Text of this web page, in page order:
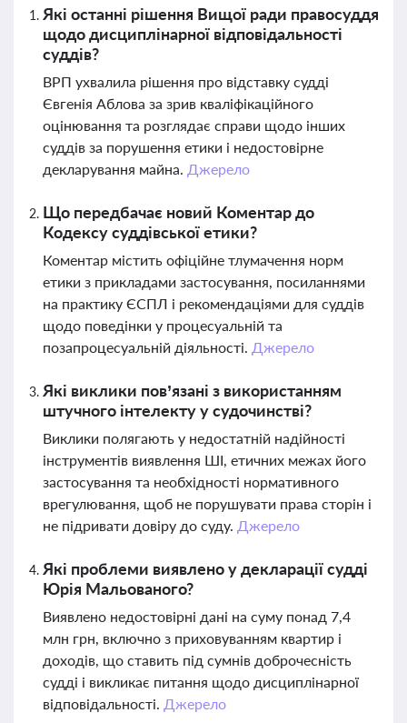
Які останні рішення Вищої ради правосуддя
щодо дисциплінарної відповідальності
суддів?
ВРП ухвалила рішення про відставку судді
Євгенія Аблова за зрив кваліфікаційного
оцінювання та розглядає справи щодо інших
суддів за порушення етики і недостовірне
декларування майна. Джерело
Що передбачає новий Коментар до
Кодексу суддівської етики?
Коментар містить офіційне тлумачення норм
етики з прикладами застосування, посиланнями
на практику ЄСПЛ і рекомендаціями для суддів
щодо поведінки у процесуальній та
позапроцесуальній діяльності. Джерело
Які виклики пов’язані з використанням
штучного інтелекту у судочинстві?
Виклики полягають у недостатній надійності
інструментів виявлення ШІ, етичних межах його
застосування та необхідності нормативного
врегулювання, щоб не порушувати права сторін і
не підривати довіру до суду. Джерело
Які проблеми виявлено у декларації судді
Юрія Мальованого?
Виявлено недостовірні дані на суму понад 7,4
млн грн, включно з приховуванням квартир і
доходів, що ставить під сумнів доброчесність
судді і викликає питання щодо дисциплінарної
відповідальності. Джерело